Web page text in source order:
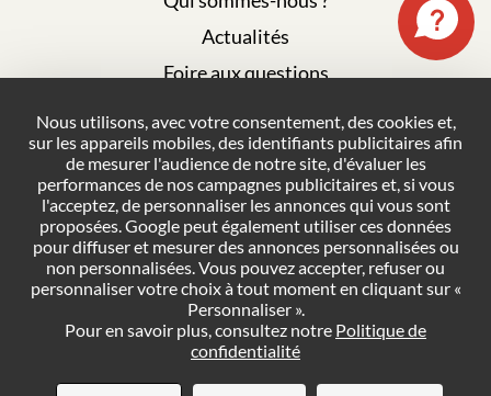
Actualités
Foire aux questions
Plan du site
Politique de confidentialité
Conditions générales de vente
Gestion des cookies
NOUS CONTACTER
DEMANDER UN DEVIS
Nous utilisons, avec votre consentement, des cookies et,
sur les appareils mobiles, des identifiants publicitaires afin
de mesurer l'audience de notre site, d'évaluer les
performances de nos campagnes publicitaires et, si vous
l'acceptez, de personnaliser les annonces qui vous sont
proposées. Google peut également utiliser ces données
pour diffuser et mesurer des annonces personnalisées ou
non personnalisées. Vous pouvez accepter, refuser ou
personnaliser votre choix à tout moment en cliquant sur «
Personnaliser ».
Pour en savoir plus, consultez notre Politique de
confidentialité